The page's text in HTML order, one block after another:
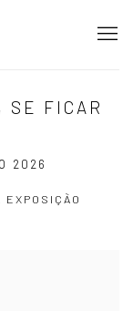
SE FICAR
2026